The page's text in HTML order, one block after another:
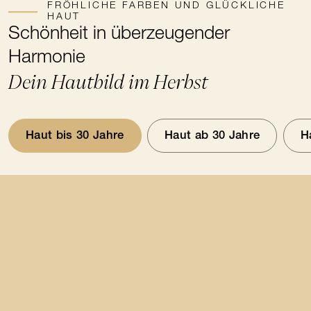
FRÖHLICHE FARBEN UND GLÜCKLICHE
HAUT
Schönheit in überzeugender
Harmonie
Dein Hautbild im Herbst
Haut bis 30 Jahre Haut ab 30 Jahre